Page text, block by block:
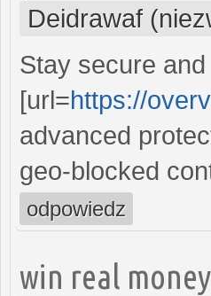
Deidrawaf
Stay secure
[url=https://
advanced
geo-blocked
odpowiedz
win real